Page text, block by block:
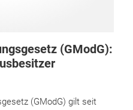
(GModG):
(GModG) gilt seit